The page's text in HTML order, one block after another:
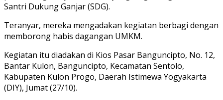
Santri Dukung Ganjar (SDG).
Teranyar, mereka mengadakan kegiatan berbagi dengan
memborong habis dagangan UMKM.
Kegiatan itu diadakan di Kios Pasar Banguncipto, No. 12,
Bantar Kulon, Banguncipto, Kecamatan Sentolo,
Kabupaten Kulon Progo, Daerah Istimewa Yogyakarta
(DIY), Jumat (27/10).